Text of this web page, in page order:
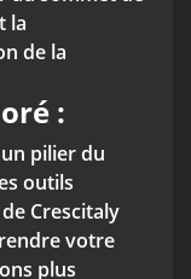
la
de la
:
pilier du
outils
Crescitaly
votre
plus